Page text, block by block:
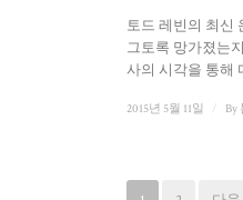
토드 레빈의 최신
그토록 망가졌는
사의 시각을 통해
2015년 5월 11일 By